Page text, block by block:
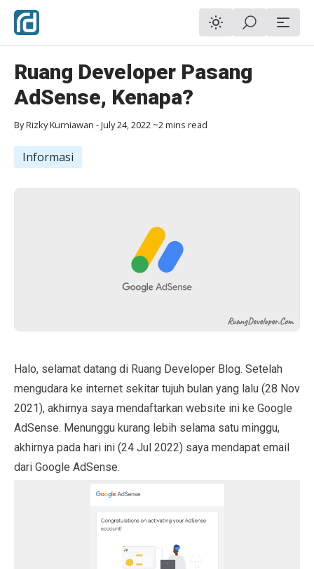
Ruang Developer Pasang
AdSense, Kenapa?
ByRizky Kurniawan -July 24, 2022 ~2 mins read
Informasi
Halo, selamat datang di Ruang Developer Blog. Setelah
mengudara ke internet sekitar tujuh bulan yang lalu (28 Nov
2021), akhirnya saya mendaftarkan website ini ke Google
AdSense. Menunggu kurang lebih selama satu minggu,
akhirnya pada hari ini (24 Jul 2022) saya mendapat email
dari Google AdSense.